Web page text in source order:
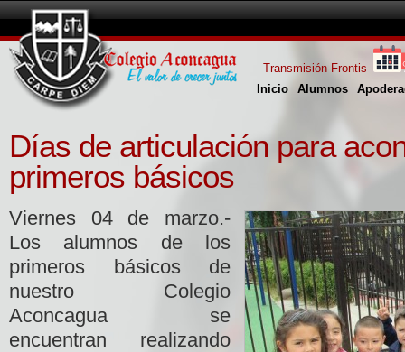
Inicio Alumnos
Transmisión Frontis
Días de articulación para
primeros básicos
Viernes 04 de marzo.-
Los alumnos de los
primeros básicos de
nuestro Colegio
Aconcagua se
encuentran realizando